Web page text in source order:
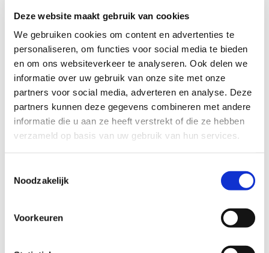
Deze website maakt gebruik van cookies
We gebruiken cookies om content en advertenties te
personaliseren, om functies voor social media te bieden
en om ons websiteverkeer te analyseren. Ook delen we
informatie over uw gebruik van onze site met onze
partners voor social media, adverteren en analyse. Deze
partners kunnen deze gegevens combineren met andere
informatie die u aan ze heeft verstrekt of die ze hebben
verzameld op basis van uw gebruik van hun services.
Noodzakelijk
Voorkeuren
het schuldenlandschap.
Samen werken we aan het doel om het
aantal huishoudens met problematische
schulden in 2030 sterk te verminderen.
Meer weten of aansluiten?
Wil je als organisatie bijdragen aan een
efficiënte aanpak van schulden? Sluit dan
informatiebijeenkomsten
en vergeet